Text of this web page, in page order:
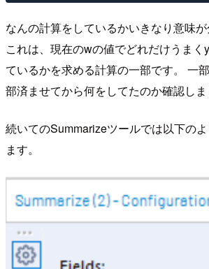
なんの計算をしているかいきなり意味
これは、現在のwの値でどれだけうまく
ているかを求める計算の一部です。 一
部済ませてから何をしてたのか確認しま
続いてのSummarizeツールでは以下の
ます。